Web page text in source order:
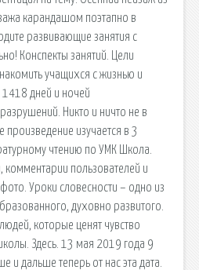
карандашом поэтапно в
развивающие занятия с
Конспекты занятий. Цели
учащихся с жизнью и
дней и ночей
Никто и ничто не в
произведение изучается в 3
чтению по УМК Школа.
комментарии пользователей и
Уроки словесности – одно из
духовно развитого.
которые ценят чувство
Здесь. 13 мая 2019 года 9
и дальше теперь от нас эта дата.